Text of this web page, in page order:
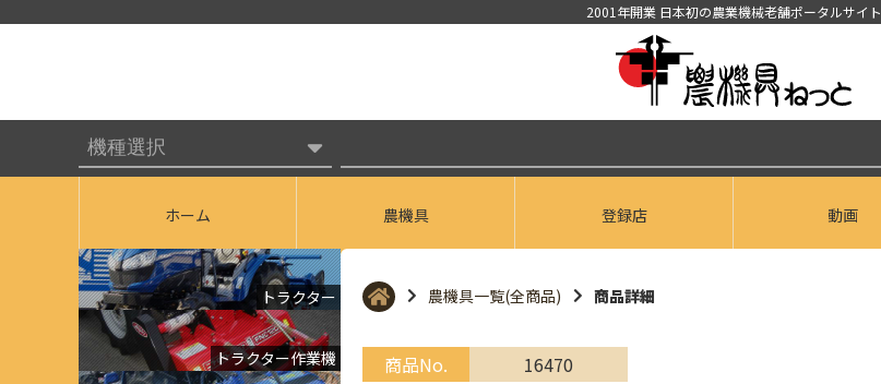
2001年開業 日本初の農業機械老舗ポータルサイト
ホーム 農機具 登録店 動画
トラクター
トラクター作業機
農機具一覧(全商品) 商品詳細
商品No. 16470